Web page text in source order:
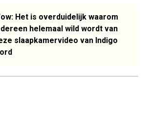
Het is overduidelijk waarom
helemaal wild wordt van
slaapkamervideo van Indigo